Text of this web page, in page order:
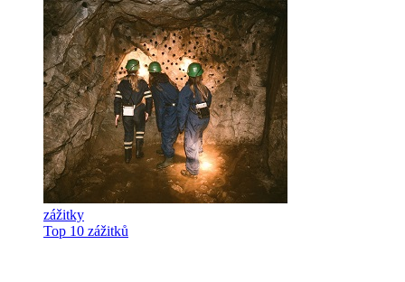
zážitky
Top 10 zážitků